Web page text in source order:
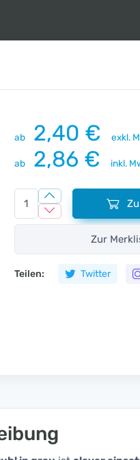
ab 2,40 € exkl.
ab 2,86 € inkl.
Zur
Teilen: Twitter